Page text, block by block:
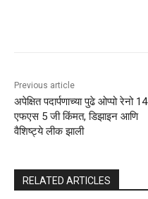
Previous article
अपेक्षित पदार्पणाच्या पुढे ओप्पो रेनो 14
एफएस 5 जी किंमत, डिझाइन आणि
वैशिष्ट्ये लीक झाली
RELATED ARTICLES